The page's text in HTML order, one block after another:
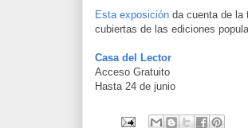
Esta exposición da cuenta de la
cubiertas de las ediciones
Casa del Lector
Acceso Gratuito
Hasta 24 de junio